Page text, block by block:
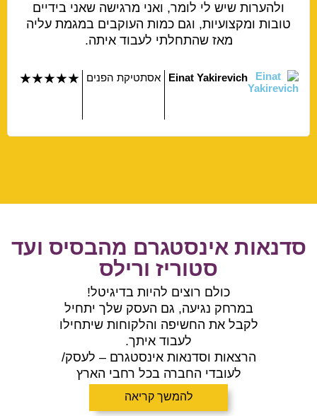
Einat Yakirevich
★
★
★
★
★ אסתטיקת הפנים
ולהערות שיש לי לומר, ואני מרגישה שאני בידיים
טובות ומקצועיות, וגם כמות העוקבים במגמת עליה
מאז שהתחלתי לעבוד איתה.
סדנאות אינסטגרם מהבסיס ועד
סטוריז ורילס
כולם רוצים להיות בדיגיטל!
במרחק נגיעה, גם העסק שלך יתחיל
לקבל את החשיפה והלקוחות שיתחילו
לעבוד איתך.
הרצאות וסדנאות אינסטגרם – לעסק/
לעובדי החברה בכל רחבי הארץ
להמשך קריאה